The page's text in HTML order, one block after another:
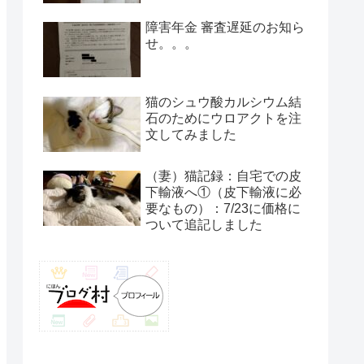
障害年金 審査遅延のお知ら
せ。。。
猫のシュウ酸カルシウム結
石のためにウロアクトを注
文してみました
（妻）猫記録：自宅での皮
下輸液へ①（皮下輸液に必
要なもの）：7/23に価格に
ついて追記しました